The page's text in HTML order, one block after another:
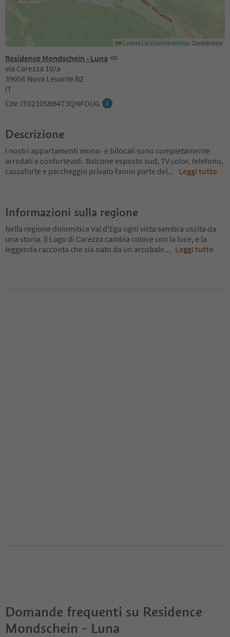
Residence Mondschein - Luna
via Carezza 10/a
39056 Nova Levante BZ
IT
CIN: IT021058B4T3QNFOUG
Leaflet | ©OpenStreetMapContributors
Descrizione
I nostri appartamenti mono- e bilocali sono completamente
arredati e confortevoli. Balcone esposto sud, TV color, telefono,
cassaforte e parcheggio privato fanno parte del... Leggi tutto
Informazioni sulla regione
Nella regione dolomitica Val d'Ega ogni vista sembra uscita da
una storia. Il Lago di Carezza cambia colore con la luce, e la
leggenda racconta che sia nato da un arcobale... Leggi tutto
Domande frequenti su Residence
Mondschein - Luna